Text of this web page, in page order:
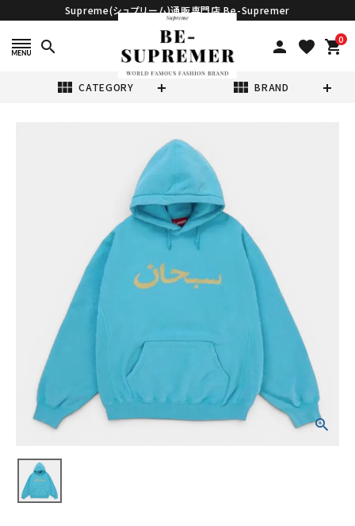
Supreme(シュプリーム)通販専門店 Be-Supremer
search person favorite 0
shopping_cart
view_module CATEGORY view_module BRAND
Supreme シュプ
リーム 2026SS
Arabic Logo
Sweatshirt ア
ラビックロゴ フー
デッドスウェットパ
ーカー ブルー
(税込)
NEW ITEMS
CATEGORY
Tシャツ・ロングスリーブ
パーカー・トレーナー